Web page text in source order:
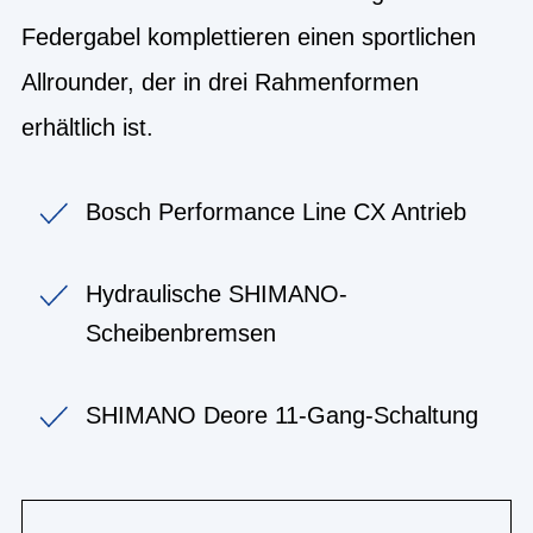
Federgabel komplettieren einen sportlichen
Allrounder, der in drei Rahmenformen
erhältlich ist.
Bosch Performance Line CX Antrieb
Hydraulische SHIMANO-
Scheibenbremsen
SHIMANO Deore 11-Gang-Schaltung